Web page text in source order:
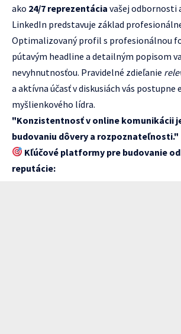
ako 24/7 reprezentácia vašej odbornosti
LinkedIn predstavuje základ
Optimalizovaný profil s profesionálnou
pútavým headline a detailným popisom
nevyhnutnosťou. Pravidelné zdieľanie
a aktívna účasť v diskusiách vás postupne
myšlienkového lídra.
"Konzistentnosť v online komunikácii
budovaniu dôvery a rozpoznateľnosti."
Kľúčové platformy pre budovanie
reputácie: